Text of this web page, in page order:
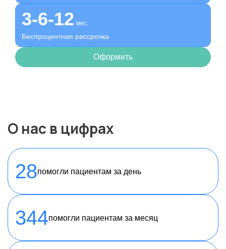
3-6-12 мес.
Беспроцентная рассрочка
Оформить
О нас в цифрах
28помогли пациентам за день
344помогли пациентам за месяц